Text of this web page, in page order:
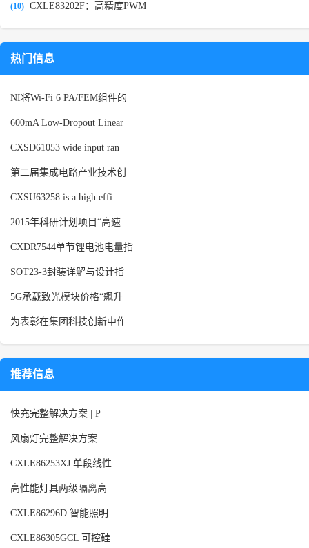
(10) CXLE83202F：高精度PWM
热门信息
NI将Wi-Fi 6 PA/FEM组件的
600mA Low-Dropout Linear
CXSD61053 wide input ran
第二届集成电路产业技术创
CXSU63258 is a high effi
2015年科研计划项目“高速
CXDR7544单节锂电池电量指
SOT23-3封装详解与设计指
5G承载致光模块价格“飙升
为表彰在集团科技创新中作
推荐信息
快充完整解决方案 | P
风扇灯完整解决方案 |
CXLE86253XJ 单段线性
高性能灯具两级隔离高
CXLE86296D 智能照明
CXLE86305GCL 可控硅